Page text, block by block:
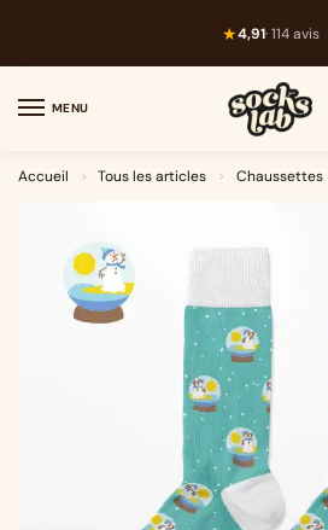
★4,91· 114 avis
MENU
Accueil > Tous les articles > Chaussettes